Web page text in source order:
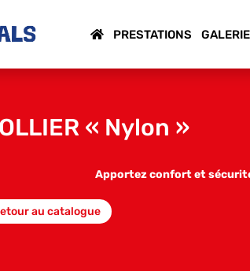
PRESTATIONS GALERIE
« Nylon »
Apportez confort et
au catalogue